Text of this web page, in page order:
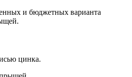
и бюджетных варианта
цинка.